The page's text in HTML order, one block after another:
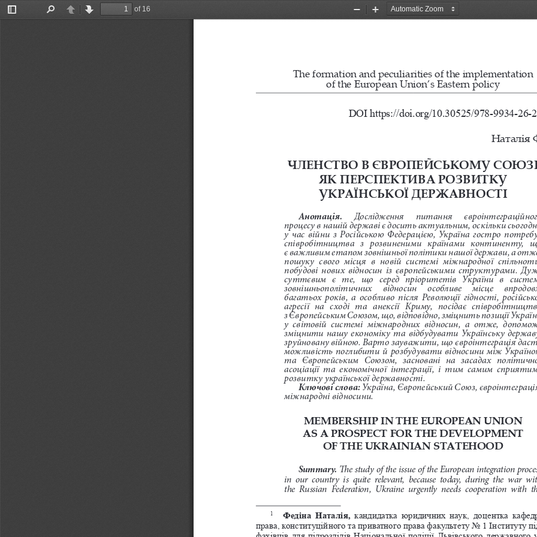
Toggle
PreviousNext
of 16
Zoom
Zoom
The formation and peculiarities of the implementation
of the European Union’s Eastern policy
DOI https://doi.org/10.30525/978-9934-26-
Наталія
ЧЛЕНСТВО В ЄВРОПЕЙСЬКОМУ
ЯК ПЕРСПЕКТИВА РОЗВИТКУ
УКРАЇНСЬКОЇ ДЕРЖАВНОСТІ
Анотація.
Дослідження     питання
процесу в нашій державі є досить актуальним, оскільки
у  час  війни  з  Російською  Федерацією,  Україна  гостро
співробітництва   з   розвиненими   країнами   континенту,
є важливим етапом зовнішньої політики нашої держави, а
пошуку  свого  місця  в  новій  системі  міжнародної
побудові  нових  відносин  із  європейськими  структурами.
суттєвим   є   те,   що   серед   пріоритетів   України   в
зовнішньополітичних     відносин     особливе     місце
багатьох  років,  а  особливо  після  Революції  гідності,
агресії   на   сході   та   анексії   Криму,   посідає
з Європейським Союзом, що, відповідно, зміцнить позиції
у  світовій  системі  міжнародних  відносин,  а  отже,
зміцнити  нашу  економіку  та  відбудувати  Українську
зруйновану війною. Варто зауважити, що євроінтеграція
можливість  поглибити  й  розбудувати  відносини  між
та   Європейським   Союзом,   засновані   на   засадах
асоціації  та  економічної  інтеграції,  і  тим  самим
розвитку української державності.
Ключові слова: Україна, Європейський Союз,
міжнародні відносини.
MEMBERSHIP IN THE EUROPEAN UNION
AS A PROSPECT FOR THE DEVELOPMENT
OF THE UKRAINIAN STATEHOOD
Summary. The study of the issue of the European integration
in  our  country  is  quite  relevant,  because  today,  during  the  war
the  Russian  Federation,  Ukraine  urgently  needs  cooperation  with
1 Федіна Наталія,
кандидатка  юридичних  наук,  доцентка
права, конституційного та приватного права факультету No 1 Інституту
фахівців для підрозділів Національної поліції Львівського державного